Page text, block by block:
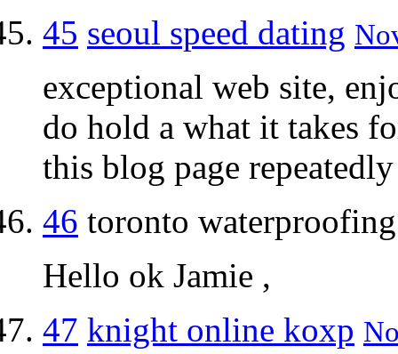
45 seoul speed dating
exceptional web site,
do hold a what it takes
this blog page repeatedly
46 toronto waterproofing
Hello ok Jamie ,
47 knight online koxp